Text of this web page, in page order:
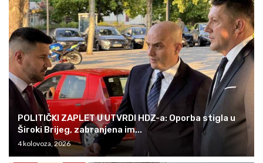
POLITIČKI ZAPLET U UTVRDI HDZ-a: Oporba stigla u
Široki Brijeg, zabranjena im...
4 kolovoza, 2026